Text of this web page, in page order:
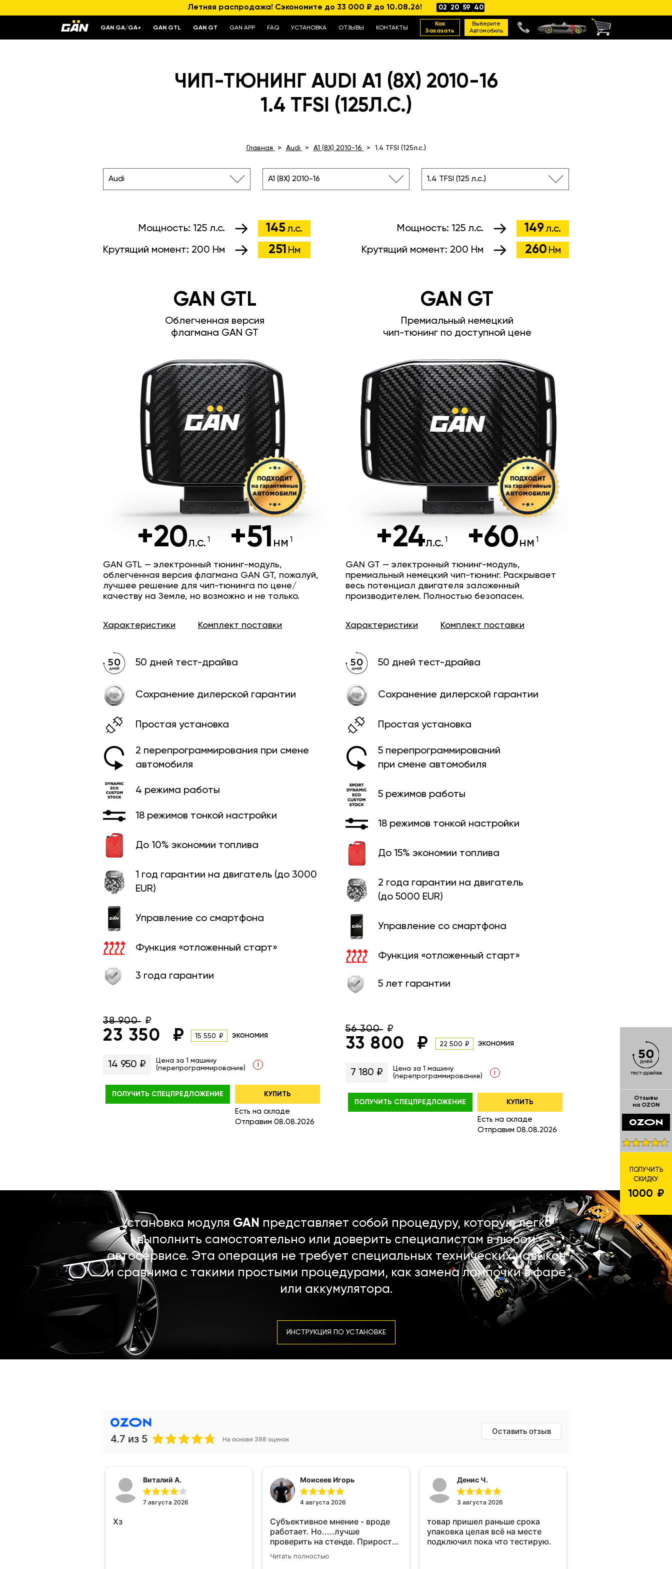
Летняя распродажа! Сэкономите до 33 000 ₽ до 10.08.26! 02 20 59 39
GAN GA/GA+ GAN GTL GAN GT GAN APP FAQ УСТАНОВКА ОТЗЫВЫ КОНТАКТЫ
Как
Заказать
Выберите
Автомобиль
ЧИП-ТЮНИНГ AUDI A1 (8X) 2010-16
1.4 TFSI (125Л.С.)
Главная Audi A1 (8X) 2010-16 1.4 TFSI (125л.с.)
Audi A1 (8X) 2010-16 1.4 TFSI (125 л.с.)
Мощность: 125 л.с. 149 л.с.
Крутящий момент: 200 Нм 260 Нм
Мощность: 125 л.с. 145 л.с.
Крутящий момент: 200 Нм 251 Нм
GAN GT
Премиальный немецкий
чип-тюнинг по доступной цене
+24л.с. +60нм
GAN GT — электронный тюнинг-модуль,
премиальный немецкий чип-тюнинг. Раскрывает
весь потенциал двигателя заложенный
производителем. Полностью безопасен.
Характеристики Комплект поставки
50 дней тест-драйва
Сохранение дилерской гарантии
Простая установка
5 перепрограмми­рований
при смене автомобиля
5 режимов работы
18 режимов тонкой настройки
До 15% экономии топлива
2 года гарантии на двигатель
(до 5000 EUR)
Управление со смартфона
Функция «отложенный старт»
5 лет гарантии
56 300
33 800 22 500 экономия
7 180 ₽
Цена за 1 машину
(перепрограммирование)
i
ПОЛУЧИТЬ СПЕЦПРЕДЛОЖЕНИЕ КУПИТЬ
Есть на складе
Отправим 08.08.2026
GAN GTL
Облегченная версия
флагмана GAN GT
+20л.с. +51 нм
GAN GTL — электронный тюнинг-модуль,
облегченная версия флагмана GAN GT, пожалуй,
лучшее решение для чип-тюнинга по цене/
качеству на Земле, но возможно и не только.
Характеристики Комплект поставки
50 дней тест-драйва
Сохранение дилерской гарантии
Простая установка
2 перепрограммирования при смене
автомобиля
4 режима работы
18 режимов тонкой настройки
До 10% экономии топлива
1 год гарантии на двигатель (до 3000
EUR)
Управление со смартфона
Функция «отложенный старт»
3 года гарантии
38 900
23 350 15 550 экономия
14 950 ₽
Цена за 1 машину
(перепрограммирование)
i
ПОЛУЧИТЬ СПЕЦПРЕДЛОЖЕНИЕ КУПИТЬ
Есть на складе
Отправим 08.08.2026
Установка модуля GAN представляет собой процедуру, которую легко
выполнить самостоятельно или доверить специалистам в любом
автосервисе. Эта операция не требует специальных технических навыков
и сравнима с такими простыми процедурами, как замена лампочки в фаре
или аккумулятора.
ИНСТРУКЦИЯ ПО УСТАНОВКЕ
4.7 из 5 На основе 398 оценок
Оставить отзыв
Виталий А.
7 августа 2026
Хз
Моисеев Игорь
4 августа 2026
Субъективное мнение - вроде
работает. Но.....лучше
проверить на стенде. Прирост
10-12% "на глаз" уловить очень
сложно. Покатаюсь, потом
Читать полностью
Денис Ч.
3 августа 2026
товар пришел раньше срока
упаковка целая всё на месте
подключил пока что тестирую.
Отзывы
на OZON
ПОЛУЧИТЬ
СКИДКУ
1000